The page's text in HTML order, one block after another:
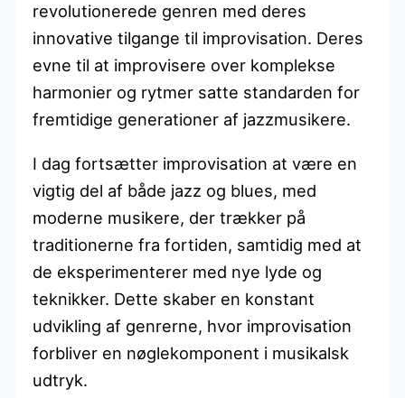
revolutionerede genren med deres
innovative tilgange til improvisation. Deres
evne til at improvisere over komplekse
harmonier og rytmer satte standarden for
fremtidige generationer af jazzmusikere.
I dag fortsætter improvisation at være en
vigtig del af både jazz og blues, med
moderne musikere, der trækker på
traditionerne fra fortiden, samtidig med at
de eksperimenterer med nye lyde og
teknikker. Dette skaber en konstant
udvikling af genrerne, hvor improvisation
forbliver en nøglekomponent i musikalsk
udtryk.